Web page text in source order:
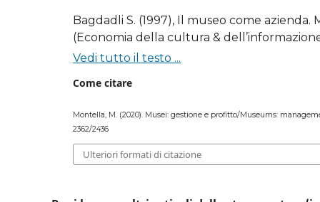
Bagdadli S. (1997), Il museo come
(Economia della cultura &
«Economia della cultura», IX, n. 2, pp. 157-166.
Brandi C. (1986), Umbria vera, Roma:
Vedi tutto il testo ...
Come citare
Montella, M. (2020). Musei: gestione e profitto/Museums:
2362/2436
Ulteriori formati di citazione